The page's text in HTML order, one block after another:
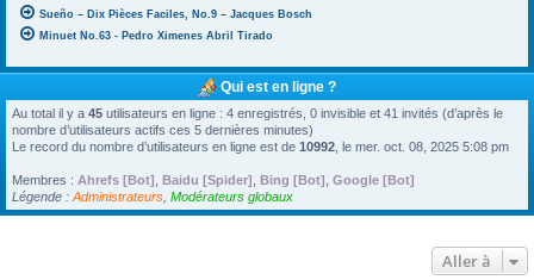
Sueño – Dix Pièces Faciles, No.9 – Jacques Bosch
Minuet No.63 - Pedro Ximenes Abril Tirado
Qui est en ligne ?
Au total il y a 45 utilisateurs en ligne : 4 enregistrés, 0 invisible et 41 invités (d’après le
nombre d’utilisateurs actifs ces 5 dernières minutes)
Le record du nombre d’utilisateurs en ligne est de 10992 , le mer. oct. 08, 2025 5:08 pm
Membres : Ahrefs [Bot] Baidu [Spider] Bing [Bot] Google [Bot]
Légende : Administrateurs Modérateurs globaux
Aller à